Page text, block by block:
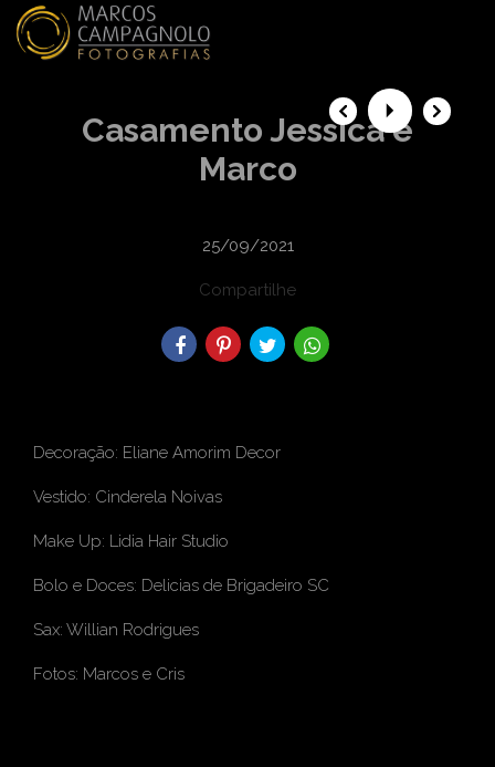
Casamento Jessica e
Marco
25/09/2021
Compartilhe
Decoração: Eliane Amorim Decor
Vestido: Cinderela Noivas
Make Up: Lidia Hair Studio
Bolo e Doces: Delicias de Brigadeiro SC
Sax: Willian Rodrigues
Fotos: Marcos e Cris